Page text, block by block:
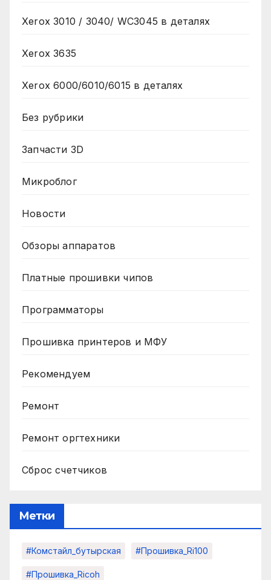
Xerox 3010 / 3040/ WC3045 в деталях
Xerox 3635
Xerox 6000/6010/6015 в деталях
Без рубрики
Запчасти 3D
Микроблог
Новости
Обзоры аппаратов
Платные прошивки чипов
Программаторы
Прошивка принтеров и МФУ
Рекомендуем
Ремонт
Ремонт оргтехники
Сброс счетчиков
Метки
#комстайл_бутырская #прошивка_Ri100
#прошивка_Ricoh